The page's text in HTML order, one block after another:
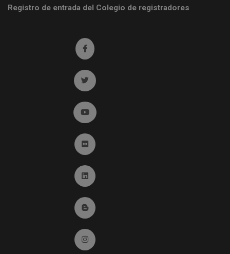
Registro de entrada del Colegio de registradores
Ir a facebook (abre en ventana nueva)
Ir a twitter (abre en ventana nueva)
Ir a YouTube (abre en ventana nueva)
Ir a Flickr (abre en ventana nueva)
Ir a Linkedin (abre en ventana nueva)
Ir al Blog (abre en ventana nueva)
Ir a Instagram (abre en ventana nueva)